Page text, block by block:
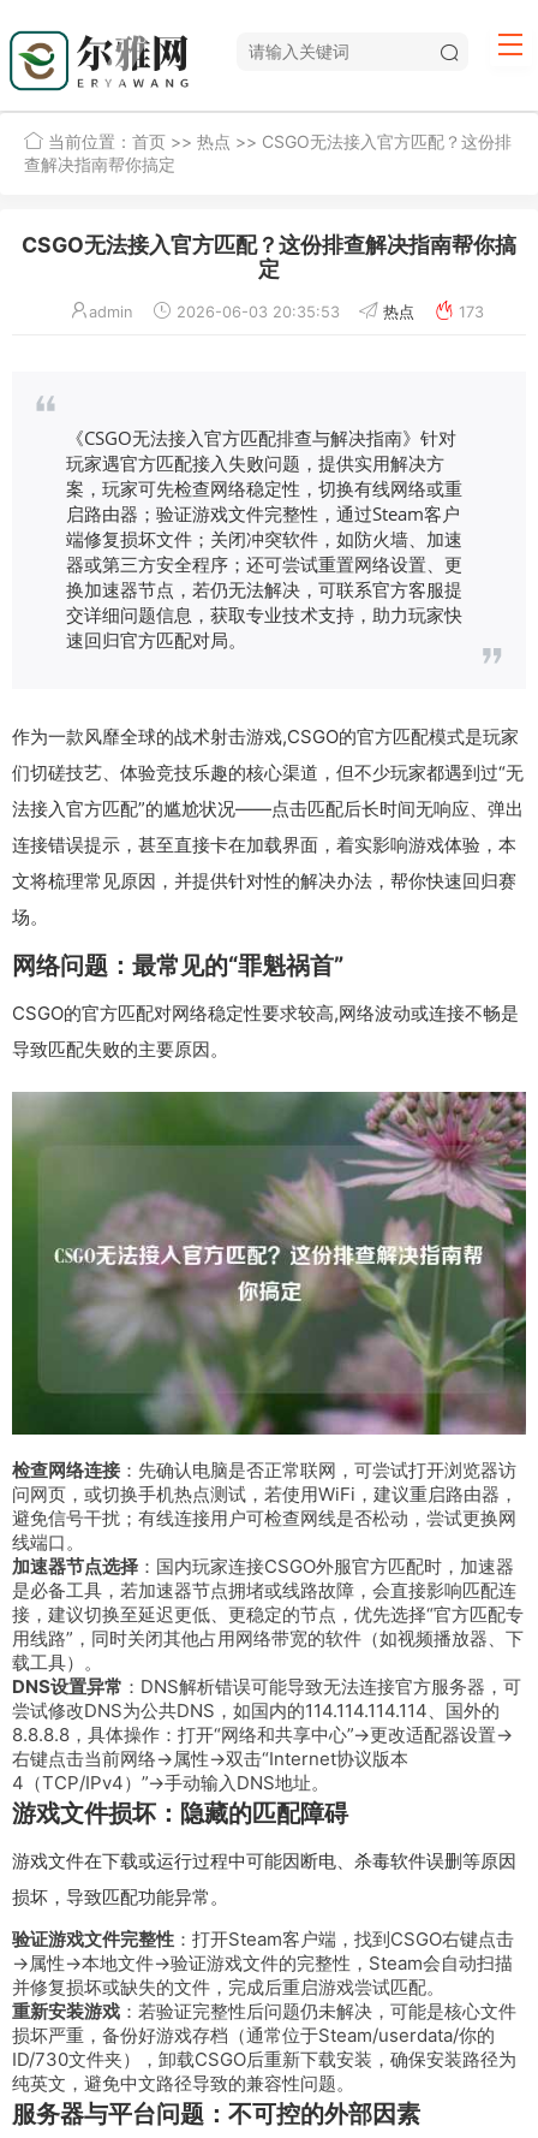
当前位置： 首页 >> 热点 >> CSGO无法接入官方匹配？这份排
查解决指南帮你搞定
CSGO无法接入官方匹配？这份排查解决指南帮你搞
定
admin 2026-06-03 20:35:53 热点 173
《CSGO无法接入官方匹配排查与解决指南》针对
玩家遇官方匹配接入失败问题，提供实用解决方
案，玩家可先检查网络稳定性，切换有线网络或重
启路由器；验证游戏文件完整性，通过Steam客户
端修复损坏文件；关闭冲突软件，如防火墙、加速
器或第三方安全程序；还可尝试重置网络设置、更
换加速器节点，若仍无法解决，可联系官方客服提
交详细问题信息，获取专业技术支持，助力玩家快
速回归官方匹配对局。
作为一款风靡全球的战术射击游戏,CSGO的官方匹配模式是玩家
们切磋技艺、体验竞技乐趣的核心渠道，但不少玩家都遇到过“无
法接入官方匹配”的尴尬状况——点击匹配后长时间无响应、弹出
连接错误提示，甚至直接卡在加载界面，着实影响游戏体验，本
文将梳理常见原因，并提供针对性的解决办法，帮你快速回归赛
场。
网络问题：最常见的“罪魁祸首”
CSGO的官方匹配对网络稳定性要求较高,网络波动或连接不畅是
导致匹配失败的主要原因。
检查网络连接 ：先确认电脑是否正常联网，可尝试打开浏览器访
问网页，或切换手机热点测试，若使用WiFi，建议重启路由器，
避免信号干扰；有线连接用户可检查网线是否松动，尝试更换网
线端口。
加速器节点选择 ：国内玩家连接CSGO外服官方匹配时，加速器
是必备工具，若加速器节点拥堵或线路故障，会直接影响匹配连
接，建议切换至延迟更低、更稳定的节点，优先选择“官方匹配专
用线路”，同时关闭其他占用网络带宽的软件（如视频播放器、下
载工具）。
DNS设置异常 ：DNS解析错误可能导致无法连接官方服务器，可
尝试修改DNS为公共DNS，如国内的114.114.114.114、国外的
8.8.8.8，具体操作：打开“网络和共享中心”→更改适配器设置→
右键点击当前网络→属性→双击“Internet协议版本
4（TCP/IPv4）”→手动输入DNS地址。
游戏文件损坏：隐藏的匹配障碍
游戏文件在下载或运行过程中可能因断电、杀毒软件误删等原因
损坏，导致匹配功能异常。
验证游戏文件完整性 ：打开Steam客户端，找到CSGO右键点击
→属性→本地文件→验证游戏文件的完整性，Steam会自动扫描
并修复损坏或缺失的文件，完成后重启游戏尝试匹配。
重新安装游戏 ：若验证完整性后问题仍未解决，可能是核心文件
损坏严重，备份好游戏存档（通常位于Steam/userdata/你的
ID/730文件夹），卸载CSGO后重新下载安装，确保安装路径为
纯英文，避免中文路径导致的兼容性问题。
服务器与平台问题：不可控的外部因素